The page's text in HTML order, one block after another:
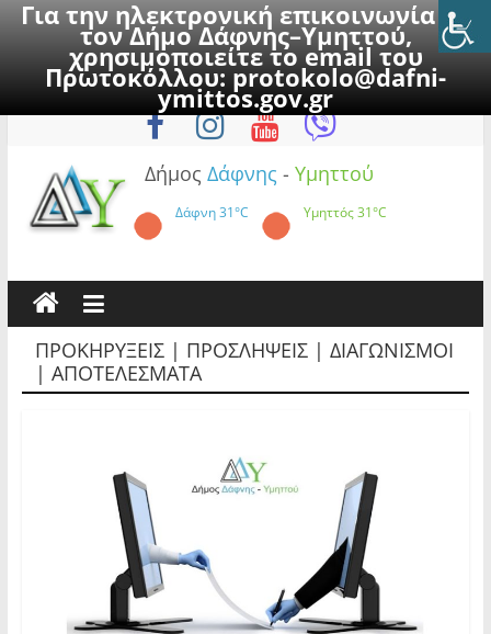
Για την ηλεκτρονική επικοινωνία με
τον Δήμο Δάφνης–Υμηττού,
χρησιμοποιείτε το email του
Πρωτοκόλλου:protokolo@dafni-
ymittos.gov.gr
to
Πέμπτη, 6 Αυγούστου 2026
Δήμος Δάφνης - Υμηττού
Δάφνη31°C Υμηττός31°C
ΠΡΟΚΗΡΥΞΕΙΣ | ΠΡΟΣΛΗΨΕΙΣ | ΔΙΑΓΩΝΙΣΜΟΙ
| ΑΠΟΤΕΛΕΣΜΑΤΑ